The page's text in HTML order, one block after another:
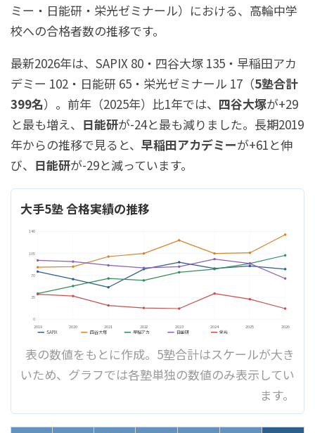
ミー・日能研・栄光ゼミナール）における、高輪中学
校への合格者数の推移です。
最新2026年は、SAPIX 80・四谷大塚 135・早稲田アカ
デミー 102・日能研 65・栄光ゼミナール 17（5塾合計
399名）。前年（2025年）比1年では、 四谷大塚が+29
と最も増え、 日能研が-24と最も減りました。長期2019
年からの推移で見ると、 早稲田アカデミーが+61と伸
び、 日能研が-29と減っています。
大手5塾 合格実績の推移
140
105
70
35
0
2019
2020 2021 2022 2023 2024 2025
2026
SAPIX
四谷大塚 早稲アカ 日能研 栄光
表の数値をもとに作成。5塾合計はスケールが大き
いため、グラフでは各塾単独の数値のみ表示してい
ます。